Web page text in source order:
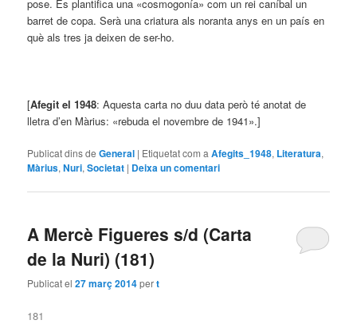
pose. Es plantifica una «cosmogonía» com un rei caníbal un
barret de copa. Serà una criatura als noranta anys en un país en
què als tres ja deixen de ser-ho.
[Afegit el 1948: Aquesta carta no duu data però té anotat de
lletra d’en Màrius: «rebuda el novembre de 1941».]
Publicat dins de General | Etiquetat com a Afegits_1948, Literatura,
Màrius,Nuri,Societat | Deixa un comentari
A Mercè Figueres s/d (Carta
de la Nuri) (181)
Publicat el27 març 2014pert
181